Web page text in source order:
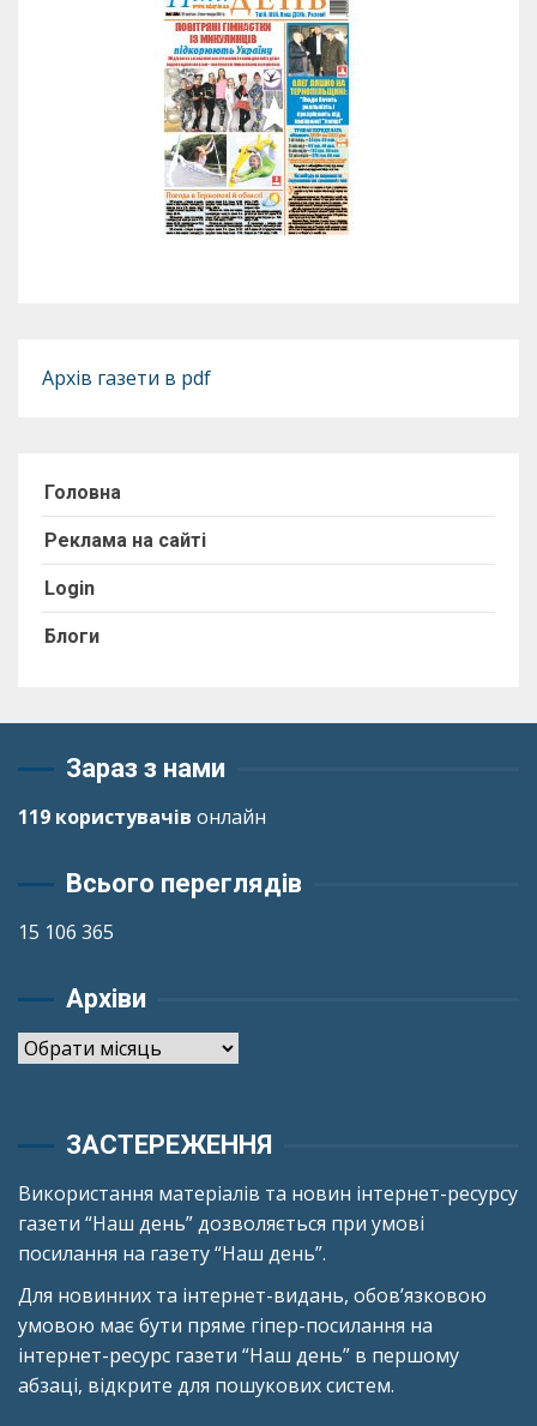
Архів газети в pdf
Головна
Реклама на сайті
Login
Блоги
Зараз з нами
119 користувачів онлайн
Всього переглядів
15 106 365
Архіви
Архіви
ЗАСТЕРЕЖЕННЯ
Використання матеріалів та новин інтернет-ресурсу
газети “Наш день” дозволяється при умові
посилання на газету “Наш день”.
Для новинних та інтернет-видань, обов’язковою
умовою має бути пряме гіпер-посилання на
інтернет-ресурс газети “Наш день” в першому
абзаці, відкрите для пошукових систем.